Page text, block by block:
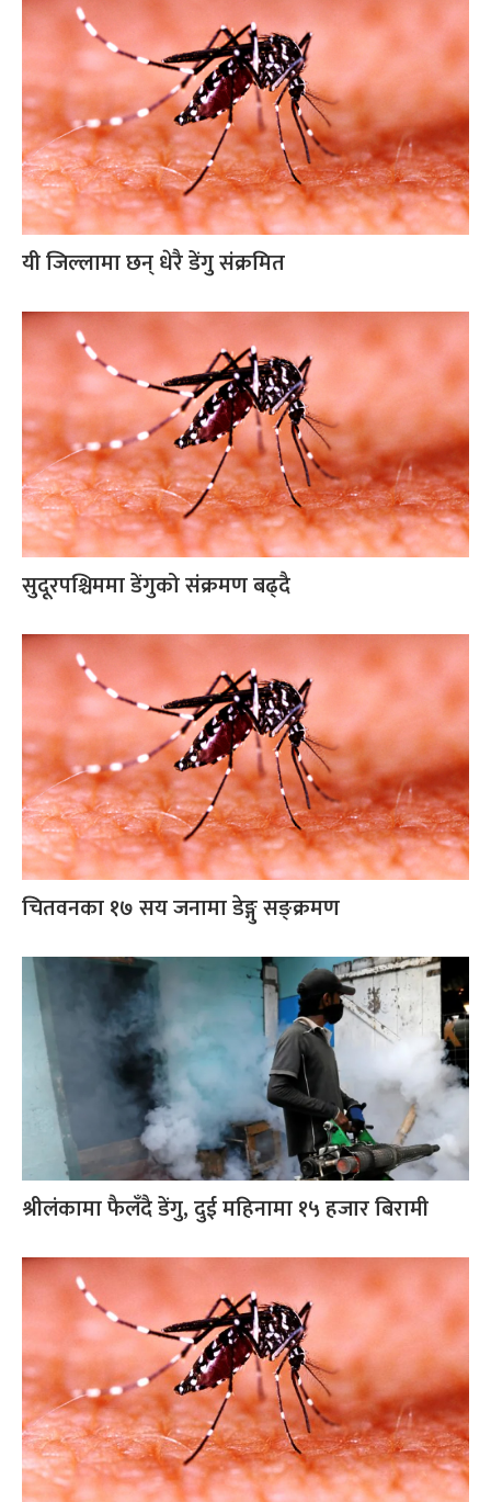
यी जिल्लामा छन् धेरै डेंगु संक्रमित
सुदूरपश्चिममा डेंगुको संक्रमण बढ्दै
चितवनका १७ सय जनामा डेङ्गु सङ्क्रमण
श्रीलंकामा फैलँदै डेंगु, दुई महिनामा १५ हजार बिरामी